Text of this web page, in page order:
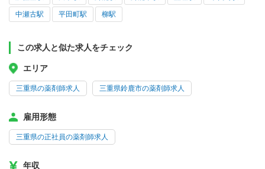
中瀬古駅 平田町駅 柳駅
この求人と似た求人をチェック
エリア
三重県の薬剤師求人 三重県鈴鹿市の薬剤師求人
雇用形態
三重県の正社員の薬剤師求人
年収